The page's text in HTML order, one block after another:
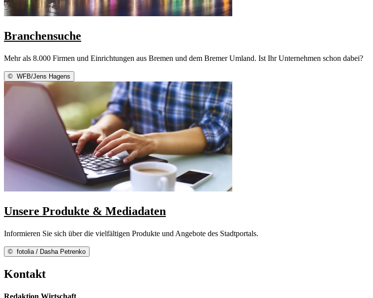
Branchensuche
Mehr als 8.000 Firmen und Einrichtungen aus Bremen und dem Bremer Umland. Ist Ihr Unternehmen schon dabei?
© WFB/Jens Hagens
Unsere Produkte & Mediadaten
Informieren Sie sich über die vielfältigen Produkte und Angebote des Stadtportals.
© fotolia / Dasha Petrenko
Kontakt
Redaktion Wirtschaft